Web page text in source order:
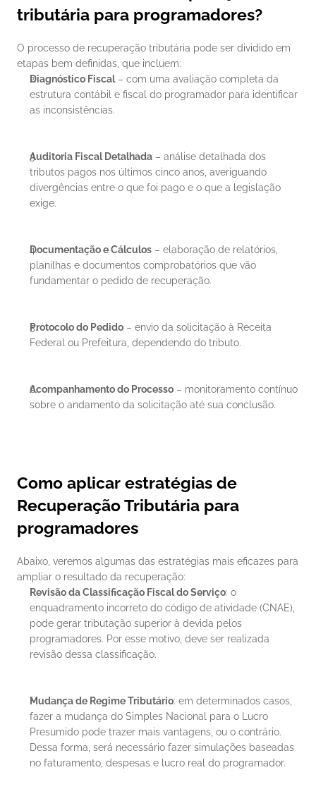
tributária para programadores?
O processo de recuperação tributária pode ser dividido em
etapas bem definidas, que incluem:
Diagnóstico Fiscal – com uma avaliação completa da
estrutura contábil e fiscal do programador para identificar
as inconsistências.
Auditoria Fiscal Detalhada – análise detalhada dos
tributos pagos nos últimos cinco anos, averiguando
divergências entre o que foi pago e o que a legislação
exige.
Documentação e Cálculos – elaboração de relatórios,
planilhas e documentos comprobatórios que vão
fundamentar o pedido de recuperação.
Protocolo do Pedido – envio da solicitação à Receita
Federal ou Prefeitura, dependendo do tributo.
Acompanhamento do Processo – monitoramento contínuo
sobre o andamento da solicitação até sua conclusão.
Como aplicar estratégias de
Recuperação Tributária para
programadores
Abaixo, veremos algumas das estratégias mais eficazes para
ampliar o resultado da recuperação:
Revisão da Classificação Fiscal do Serviço: o
enquadramento incorreto do código de atividade (CNAE),
pode gerar tributação superior à devida pelos
programadores. Por esse motivo, deve ser realizada
revisão dessa classificação.
Mudança de Regime Tributário: em determinados casos,
fazer a mudança do Simples Nacional para o Lucro
Presumido pode trazer mais vantagens, ou o contrário.
Dessa forma, será necessário fazer simulações baseadas
no faturamento, despesas e lucro real do programador.